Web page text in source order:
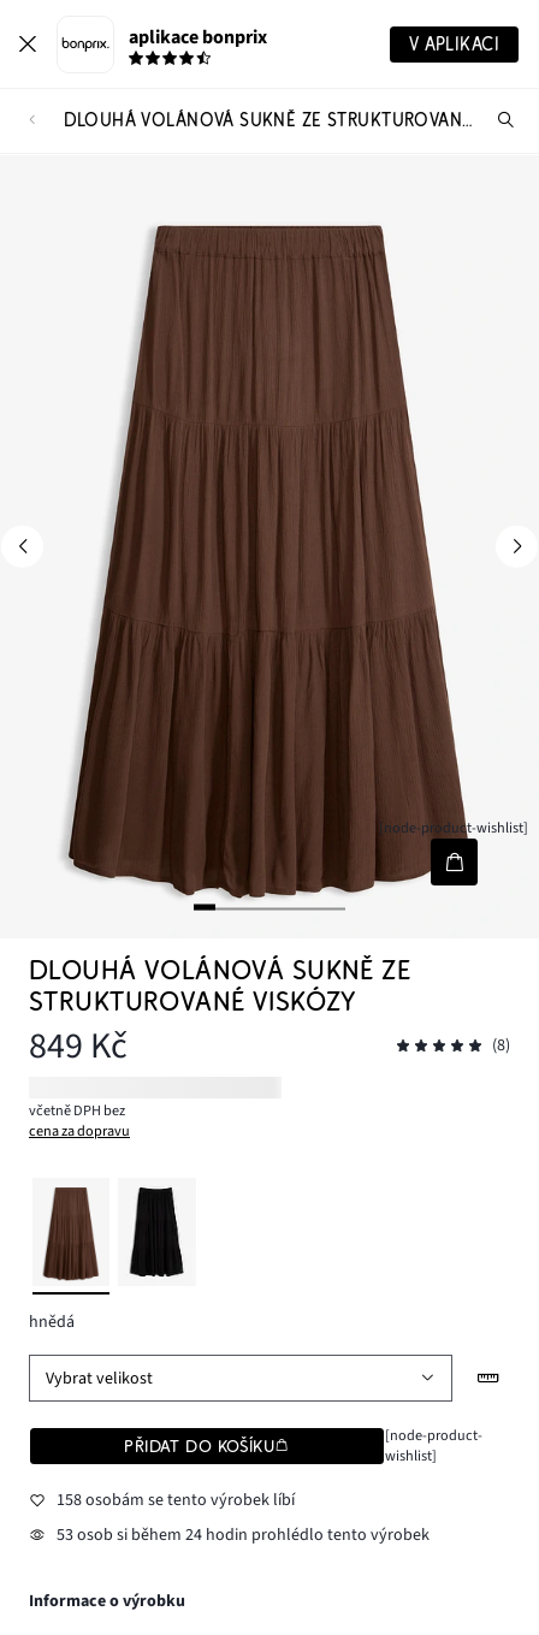
aplikace bonprix V APLIKACI
DLOUHÁ VOLÁNOVÁ SUKNĚ ZE STRUKTUROVANÉ VISKÓZY
[node-product-wishlist]
DLOUHÁ VOLÁNOVÁ SUKNĚ ZE
STRUKTUROVANÉ VISKÓZY
849 Kč (8)
včetně DPH bez
cena za dopravu
hnědá
Vybrat velikost
PŘIDAT DO KOŠÍKU
[node-product-
wishlist]
158 osobám se tento výrobek líbí
53 osob si během 24 hodin prohlédlo tento výrobek
Informace o výrobku